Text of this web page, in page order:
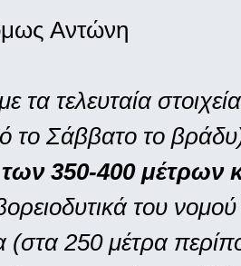
Αντώνη
τα τελευταία
το Σάββατο το
350-400 μέτρων
του
(στα 250 μέτρα